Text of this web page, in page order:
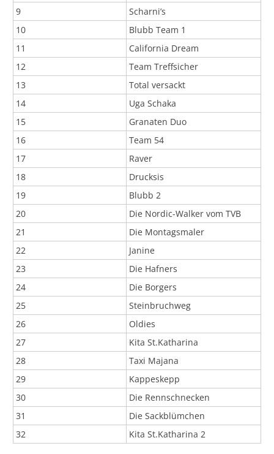
9
Scharni’s
10
Blubb Team 1
11
California Dream
12
Team Treffsicher
13
Total versackt
14
Uga Schaka
15
Granaten Duo
16
Team 54
17
Raver
18
Drucksis
19
Blubb 2
20
Die Nordic-Walker vom TVB
21
Die Montagsmaler
22
Janine
23
Die Hafners
24
Die Borgers
25
Steinbruchweg
26
Oldies
27
Kita St.Katharina
28
Taxi Majana
29
Kappeskepp
30
Die Rennschnecken
31
Die Sackblümchen
32
Kita St.Katharina 2